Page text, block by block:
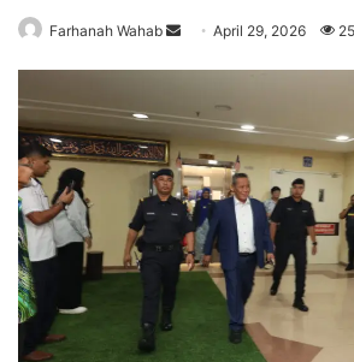
Farhanah Wahab
d
n
e
m
a
April 29, 2026